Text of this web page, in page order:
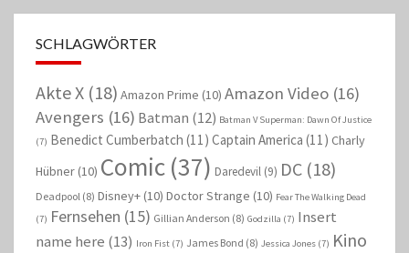
SCHLAGWÖRTER
Akte X (18) Amazon Prime (10) Amazon Video (16)
Avengers (16) Batman (12) Batman V Superman: Dawn Of Justice
(7) Benedict Cumberbatch (11) Captain America (11) Charly
Hübner (10) Comic (37) Daredevil (9) DC (18)
Deadpool (8) Disney+ (10) Doctor Strange (10) Fear The Walking Dead
(7) Fernsehen (15) Gillian Anderson (8) Godzilla (7) Insert
name here (13) Iron Fist (7) James Bond (8) Jessica Jones (7) Kino